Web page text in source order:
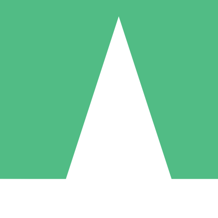
Individuele Creditpakketten
per gebruik met downloadtegoeden. Geen maandelijkse verplichting
5 Downloaden
US$